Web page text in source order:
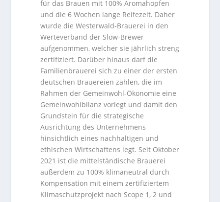
für das Brauen mit 100% Aromahopfen
und die 6 Wochen lange Reifezeit. Daher
wurde die Westerwald-Brauerei in den
Werteverband der Slow-Brewer
aufgenommen, welcher sie jährlich streng
zertifiziert. Darüber hinaus darf die
Familienbrauerei sich zu einer der ersten
deutschen Brauereien zählen, die im
Rahmen der Gemeinwohl-Ökonomie eine
Gemeinwohlbilanz vorlegt und damit den
Grundstein für die strategische
Ausrichtung des Unternehmens
hinsichtlich eines nachhaltigen und
ethischen Wirtschaftens legt. Seit Oktober
2021 ist die mittelständische Brauerei
außerdem zu 100% klimaneutral durch
Kompensation mit einem zertifiziertem
Klimaschutzprojekt nach Scope 1, 2 und